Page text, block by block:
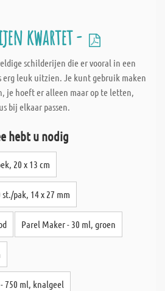
kwartet -
schilderijen die er vooral in een
erg leuk uitzien. Je kunt gebruik maken
je hoeft er alleen maar op te letten,
bij elkaar passen.
hebt u nodig
20 x 13 cm
pak, 14 x 27 mm
Parel Maker - 30 ml, groen
750 ml, knalgeel